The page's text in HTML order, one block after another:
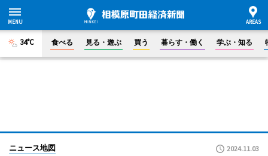
34°C 食べる 見る・遊ぶ 買う 暮らす・働く 学ぶ・知る
ニュース地図 2024.11.03